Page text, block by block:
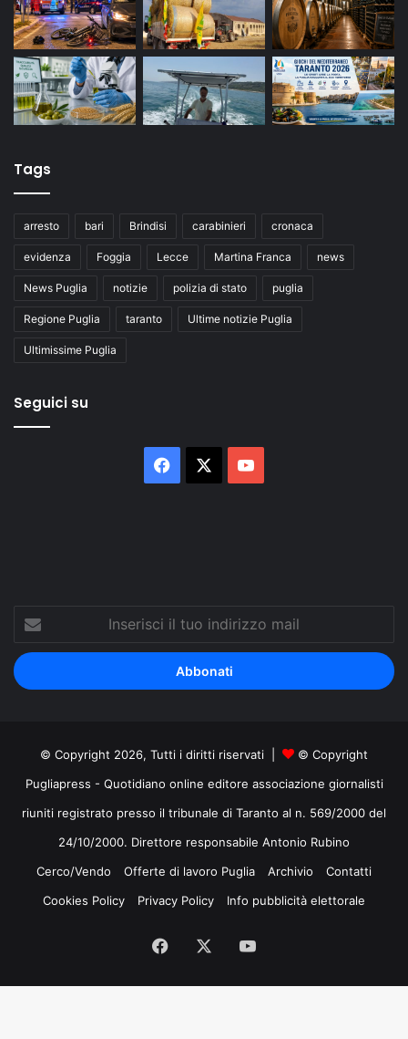
Tags
arresto bari Brindisi carabinieri cronaca
evidenza Foggia Lecce Martina Franca news
News Puglia notizie polizia di stato puglia
Regione Puglia taranto Ultime notizie Puglia
Ultimissime Puglia
Seguici su
Facebook
Inserisci
tuo
indirizzo
mail
© Copyright 2026, Tutti i diritti riservati |
© Copyright
Pugliapress - Quotidiano online editore associazione giornalisti
riuniti registrato presso il tribunale di Taranto al n. 569/2000 del
24/10/2000. Direttore responsabile Antonio Rubino
Cerco/Vendo
Offerte di lavoro Puglia Archivio
Contatti
Cookies Policy
Privacy Policy Info pubblicità elettorale
Facebook
Tube